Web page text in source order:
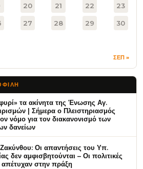
20 21 22 23
27 28 29 30
ΣΕΠ »
τα ακίνητα της Ένωσης Αγ.
| Σήμερα ο Πλειστηριασμός
νόμο για τον διακανονισμό των
δανείων
Ζακύνθου: Οι απαντήσεις του Υπ.
δεν αμφισβητούνται – Οι πολιτικές
στην πράξη